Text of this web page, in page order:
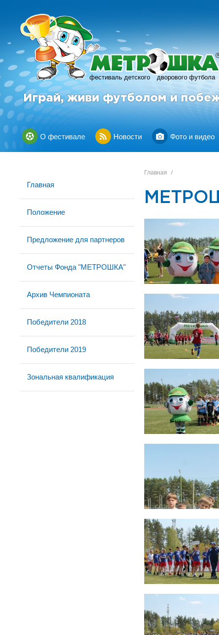
фестиваль детского дворового футбола
R
Играй, живи футболом и
О фестивале Новости Фото и видео
Главная
Положение
Предложение для партнеров
Отчеты Фонда "МЕТРОШКА"
Архив Чемпионата
Победители 2018
Победители 2019
Зональная квалификация
Главная /